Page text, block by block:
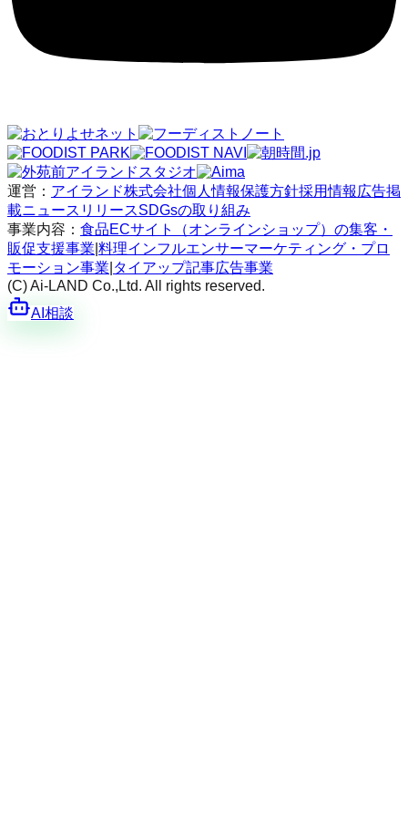
運営： アイランド株式会社個人情報保護方針採用情報 広告掲
載ニュースリリースSDGsの取り組み
事業内容： 食品ECサイト（オンラインショップ）の集客・
販促支援事業 料理インフルエンサーマーケティング・プロ
モーション事業 タイアップ記事広告事業
(C) Ai-LAND Co.,Ltd. All rights reserved.
AI相談